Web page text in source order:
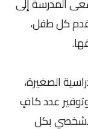
كل طفل،
الصغيرة،
عدد كافٍ
بكل